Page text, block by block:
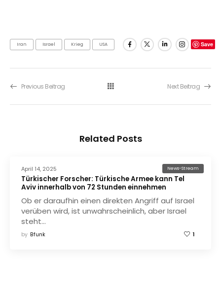
Iran Israel Krieg USA Save
Previous Beitrag Next Beitrag
Related Posts
April 14, 2025 News-Stream
Türkischer Forscher: Türkische Armee kann Tel
Aviv innerhalb von 72 Stunden einnehmen
Ob er daraufhin einen direkten Angriff auf Israel
verüben wird, ist unwahrscheinlich, aber Israel
steht…
by Bfunk 1